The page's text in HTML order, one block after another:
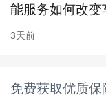
玻璃破碎险（
另算）、车身
能服务如何改变
3天前
免费获取优质保